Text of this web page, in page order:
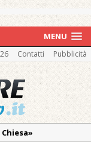
MENU
Contatti Pubblicità